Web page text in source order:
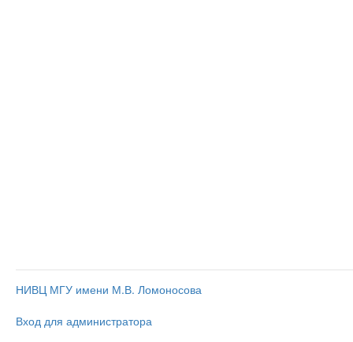
НИВЦ МГУ имени М.В. Ломоносова
Вход для администратора